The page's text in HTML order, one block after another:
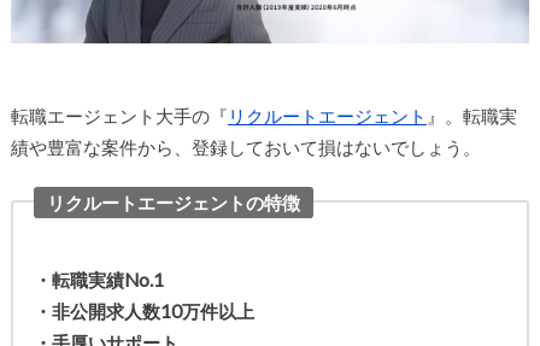
転職エージェント大手の『 リクルートエージェント 』。転職実
績や豊富な案件から、登録しておいて損はないでしょう。
リクルートエージェントの特徴
・転職実績No.1
・非公開求人数10万件以上